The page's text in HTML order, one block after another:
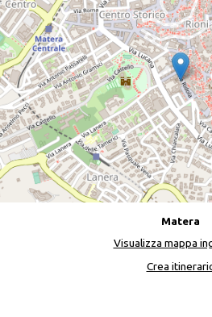
Matera
Visualizza mappa
Crea